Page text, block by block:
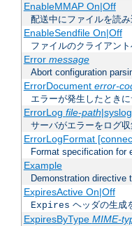
EnableMMAP On|Off
配送中にファイルを読
EnableSendfile On|Off
ファイルのクライアン
Error message
Abort configuration
ErrorDocument error-
エラーが発生したとき
ErrorLog file-path
サーバがエラーをログ
ErrorLogFormat
Format specification for
Example
Demonstration directive
ExpiresActive On|Off
Expires ヘッダの生成
ExpiresByType MIME-